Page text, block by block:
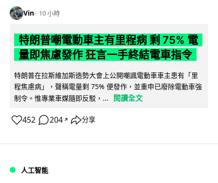
Vin 10 小時
特朗普嘲電動車主有里程病 剩 75% 電
量即焦慮發作 狂言一手終結電車指令
特朗普在拉斯維加斯造勢大會上公開嘲諷電動車車主患有「里
程焦慮病」，聲稱電量剩 75% 便發作，並重申已廢除電動車強
制令。惟專業車媒隨即反駁，...
閱讀全文
452 204 ↗ 分享
人工智能